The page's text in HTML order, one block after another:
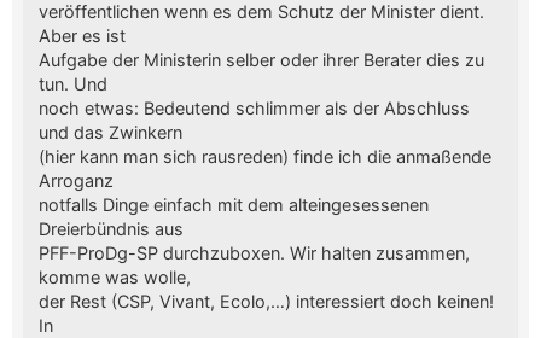
veröffentlichen wenn es dem Schutz der Minister dient.
Aber es ist
Aufgabe der Ministerin selber oder ihrer Berater dies zu
tun. Und
noch etwas: Bedeutend schlimmer als der Abschluss
und das Zwinkern
(hier kann man sich rausreden) finde ich die anmaßende
Arroganz
notfalls Dinge einfach mit dem alteingesessenen
Dreierbündnis aus
PFF-ProDg-SP durchzuboxen. Wir halten zusammen,
komme was wolle,
der Rest (CSP, Vivant, Ecolo,…) interessiert doch keinen!
In